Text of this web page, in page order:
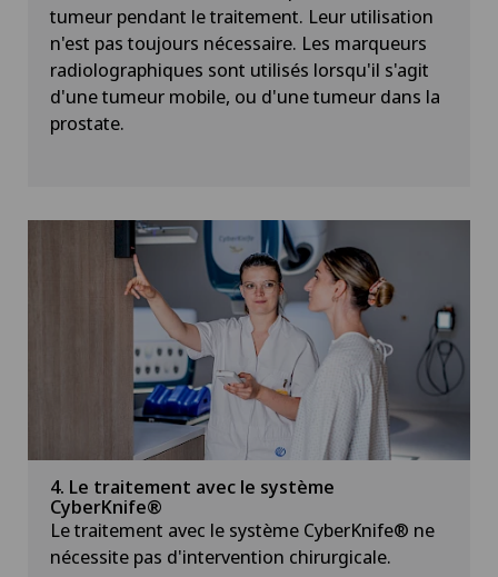
tumeur pendant le traitement. Leur utilisation
n'est pas toujours nécessaire. Les marqueurs
radiolographiques sont utilisés lorsqu'il s'agit
d'une tumeur mobile, ou d'une tumeur dans la
prostate.
4. Le traitement avec le système
CyberKnife®
Le traitement avec le système CyberKnife® ne
nécessite pas d'intervention chirurgicale.